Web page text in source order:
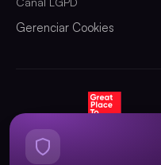
Gerenciar Cookies
CERTIFICADA